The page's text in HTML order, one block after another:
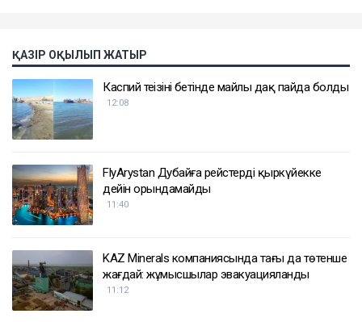
Каспий теңізінің бетінде майлы дақ пайда болды
12:08